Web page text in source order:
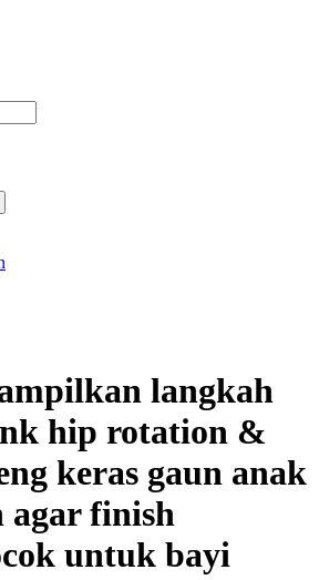
langkah
hip rotation &
keras gaun anak
agar finish
untuk bayi